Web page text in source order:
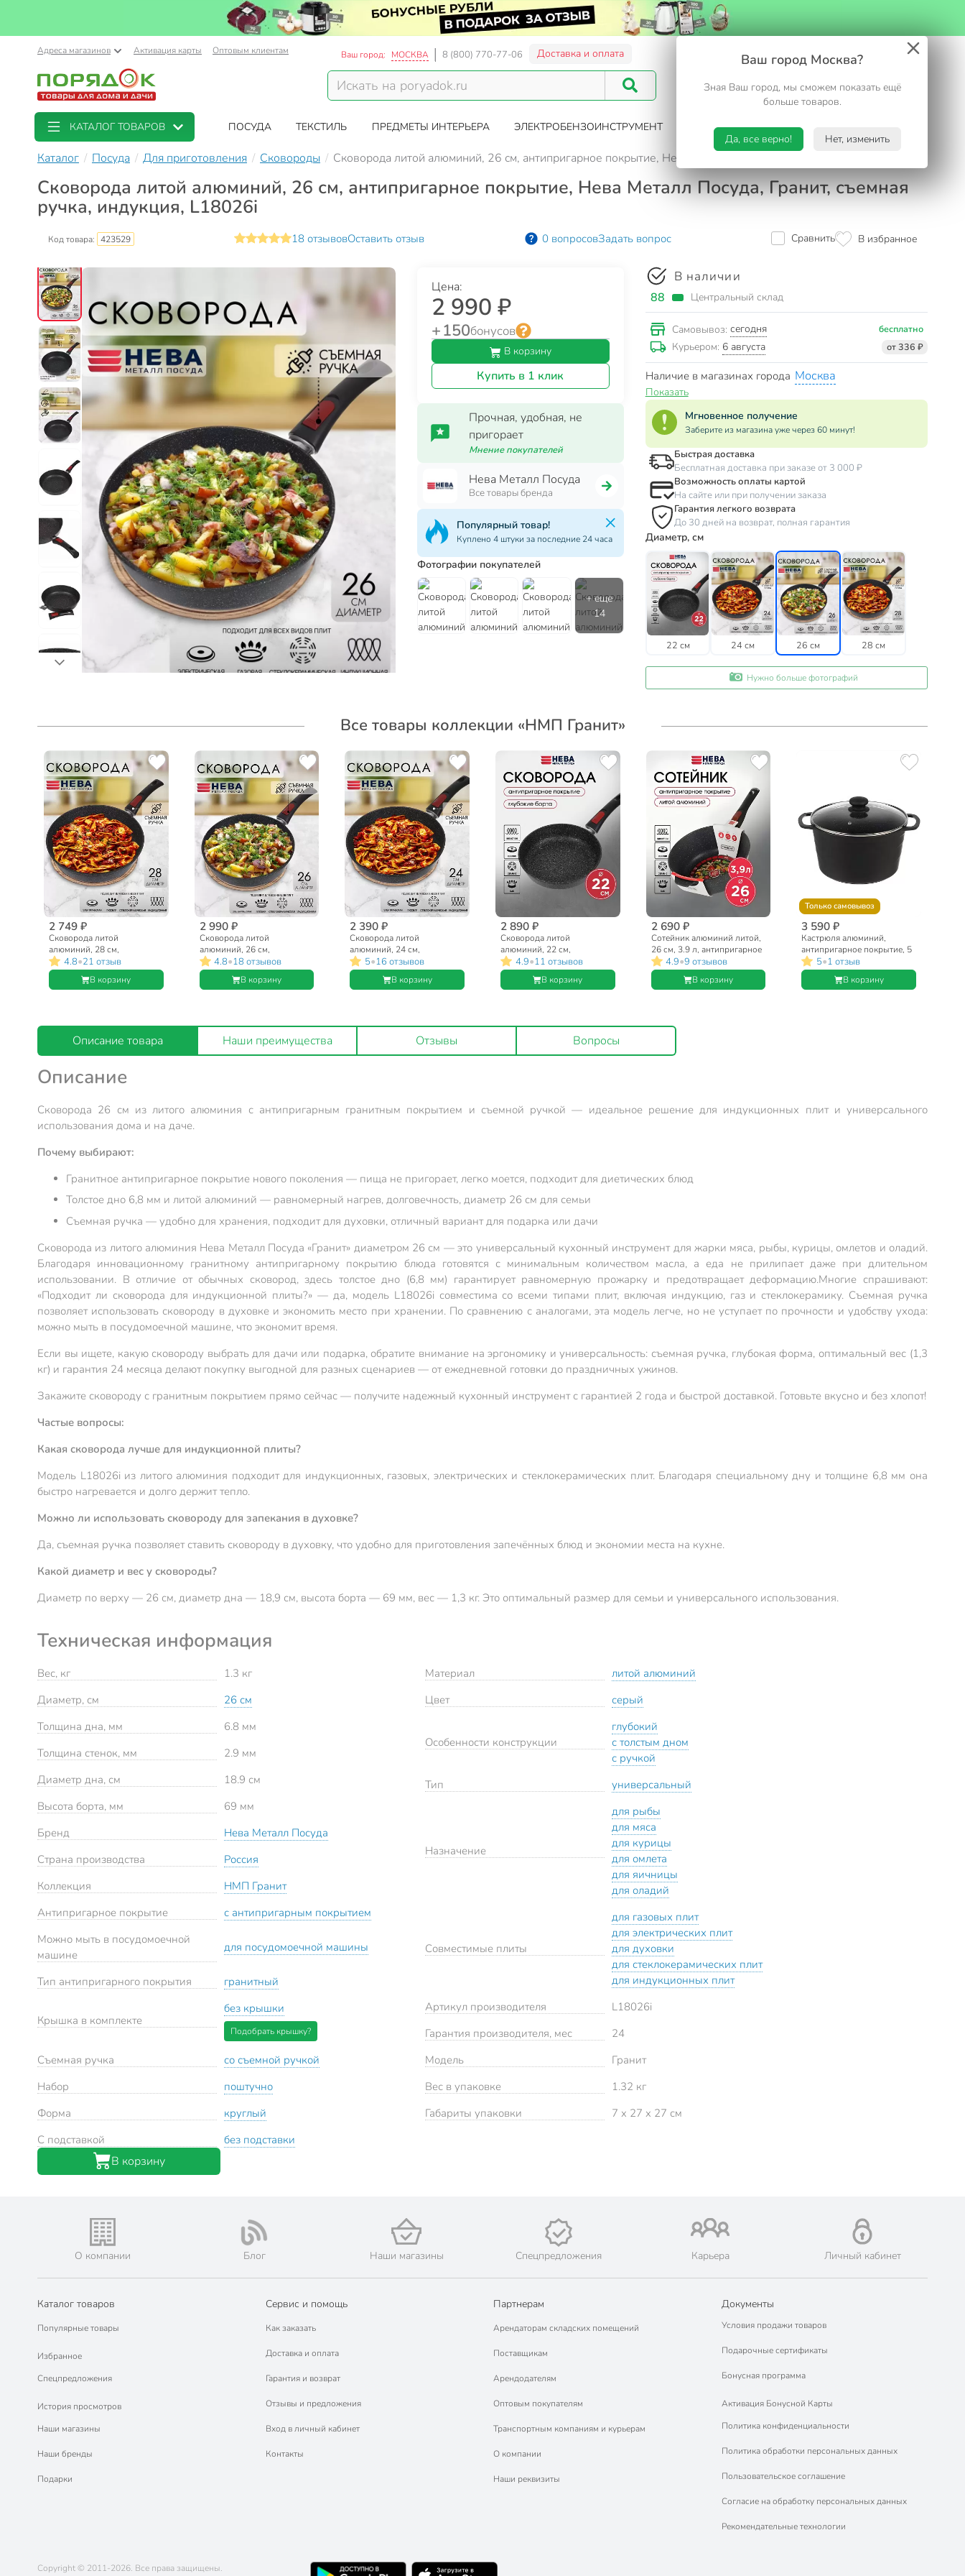
Ваш город Москва?
Зная Ваш город, мы сможем показать ещё
больше товаров.
Да, все верно! Нет, изменить
Адреса магазинов Активация карты Оптовым клиентам Ваш город: МОСКВА 8 (800) 770-77-06 Доставка и оплата
Корзина
КАТАЛОГ ТОВАРОВ ПОСУДА ТЕКСТИЛЬ ПРЕДМЕТЫ ИНТЕРЬЕРА ЭЛЕКТРОБЕНЗОИНСТРУМЕНТ САД И ОГОРОД ТУРИЗМ. ОТДЫХ НА ДАЧЕ
Каталог Посуда Для приготовления Сковороды Сковорода литой алюминий, 26 см, антипригарное покрытие, Нева Металл Посуда, Гранит, съемная ручка, индукция,
Сковорода литой алюминий, 26 см, антипригарное покрытие, Нева Металл Посуда, Гранит, съемная
ручка, индукция, L18026i
Код товара: 423529 18 отзывовОставить отзыв 0 вопросовЗадать вопрос Сравнить В избранное
Цена:
2 990 ₽
+ 150бонусов
В корзину
Купить в 1 клик
Прочная, удобная, не
пригорает
Мнение покупателей
Нева Металл Посуда
Все товары бренда
Популярный товар!
Куплено 4 штуки за последние 24 часа
Фотографии покупателей
В наличии
88 Центральный склад
Самовывоз: сегодня бесплатно
Курьером: 6 августа от 336 ₽
Наличие в магазинах города Москва
Показать
Мгновенное получение
Заберите из магазина уже через 60 минут!
Быстрая доставка
Бесплатная доставка при заказе от 3 000 ₽
Возможность оплаты картой
На сайте или при получении заказа
Гарантия легкого возврата
До 30 дней на возврат, полная гарантия
Диаметр, см
22 см 24 см 26 см 28 см
Нужно больше фотографий
Все товары коллекции «НМП Гранит»
2 749 ₽
Сковорода литой
алюминий, 28 см,
антипригарное покрытие,
Нева Металл Посуда,
Гранит, съемная ручка,
4.8•21 отзыв
В корзину
2 990 ₽
Сковорода литой
алюминий, 26 см,
антипригарное покрытие,
Нева Металл Посуда,
Гранит, съемная ручка,
4.8•18 отзывов
В корзину
2 390 ₽
Сковорода литой
алюминий, 24 см,
антипригарное покрытие,
Нева Металл Посуда,
Гранит, съемная ручка,
5•16 отзывов
В корзину
2 890 ₽
Сковорода литой
алюминий, 22 см,
антипригарное покрытие,
Нева Металл Посуда,
Гранит, съемная ручка,
4.9•11 отзывов
В корзину
2 690 ₽
Сотейник алюминий литой,
26 см, 3.9 л, антипригарное
покрытие, Нева Металл
Посуда, Гранит, L181326i,,
съемная ручка, индукция
4.9•9 отзывов
В корзину
Только самовывоз
3 590 ₽
Кастрюля алюминий,
антипригарное покрытие, 5
л, крышка стекло, Нева
Металл Посуда, Гранит,
L186650i, индукция
5•1 отзыв
В корзину
Описание товара Наши преимущества Отзывы Вопросы
Описание
Сковорода 26 см из литого алюминия с антипригарным гранитным покрытием и съемной ручкой — идеальное решение для индукционных плит и универсального
использования дома и на даче.
Почему выбирают:
Гранитное антипригарное покрытие нового поколения — пища не пригорает, легко моется, подходит для диетических блюд
Толстое дно 6,8 мм и литой алюминий — равномерный нагрев, долговечность, диаметр 26 см для семьи
Съемная ручка — удобно для хранения, подходит для духовки, отличный вариант для подарка или дачи
Сковорода из литого алюминия Нева Металл Посуда «Гранит» диаметром 26 см — это универсальный кухонный инструмент для жарки мяса, рыбы, курицы, омлетов и оладий.
Благодаря инновационному гранитному антипригарному покрытию блюда готовятся с минимальным количеством масла, а еда не прилипает даже при длительном
использовании. В отличие от обычных сковород, здесь толстое дно (6,8 мм) гарантирует равномерную прожарку и предотвращает деформацию.Многие спрашивают:
«Подходит ли сковорода для индукционной плиты?» — да, модель L18026i совместима со всеми типами плит, включая индукцию, газ и стеклокерамику. Съемная ручка
позволяет использовать сковороду в духовке и экономить место при хранении. По сравнению с аналогами, эта модель легче, но не уступает по прочности и удобству ухода:
можно мыть в посудомоечной машине, что экономит время.
Если вы ищете, какую сковороду выбрать для дачи или подарка, обратите внимание на эргономику и универсальность: съемная ручка, глубокая форма, оптимальный вес (1,3
кг) и гарантия 24 месяца делают покупку выгодной для разных сценариев — от ежедневной готовки до праздничных ужинов.
Закажите сковороду с гранитным покрытием прямо сейчас — получите надежный кухонный инструмент с гарантией 2 года и быстрой доставкой. Готовьте вкусно и без хлопот!
Частые вопросы:
Какая сковорода лучше для индукционной плиты?
Модель L18026i из литого алюминия подходит для индукционных, газовых, электрических и стеклокерамических плит. Благодаря специальному дну и толщине 6,8 мм она
быстро нагревается и долго держит тепло.
Можно ли использовать сковороду для запекания в духовке?
Да, съемная ручка позволяет ставить сковороду в духовку, что удобно для приготовления запечённых блюд и экономии места на кухне.
Какой диаметр и вес у сковороды?
Диаметр по верху — 26 см, диаметр дна — 18,9 см, высота борта — 69 мм, вес — 1,3 кг. Это оптимальный размер для семьи и универсального использования.
Техническая информация
Вес, кг
1.3 кг
Диаметр, см
26 см
Толщина дна, мм
6.8 мм
Толщина стенок, мм
2.9 мм
Диаметр дна, см
18.9 см
Высота борта, мм
69 мм
Бренд
Нева Металл Посуда
Страна производства
Россия
Коллекция
НМП Гранит
Антипригарное покрытие
с антипригарным покрытием
Можно мыть в посудомоечной
машине
для посудомоечной машины
Тип антипригарного покрытия гранитный
Крышка в комплекте
без крышки
Подобрать крышку?
Съемная ручка
со съемной ручкой
Набор
поштучно
Форма
круглый
С подставкой
без подставки
Материал
литой алюминий
Цвет
серый
Особенности конструкции
глубокий
с толстым дном
с ручкой
Тип
универсальный
Назначение
для рыбы
для мяса
для курицы
для омлета
для яичницы
для оладий
Совместимые плиты
для газовых плит
для электрических плит
для духовки
для стеклокерамических плит
для индукционных плит
Артикул производителя
L18026i
Гарантия производителя, мес
24
Модель
Гранит
Вес в упаковке
1.32 кг
Габариты упаковки
7 x 27 x 27 см
В корзину
О компании Блог Наши магазины Спецпредложения Карьера Личный кабинет
Каталог товаров
Популярные товары
Избранное
Спецпредложения
История просмотров
Наши магазины
Наши бренды
Подарки
Сервис и помощь
Как заказать
Доставка и оплата
Гарантия и возврат
Отзывы и предложения
Вход в личный кабинет
Контакты
Партнерам
Арендаторам складских помещений
Поставщикам
Арендодателям
Оптовым покупателям
Транспортным компаниям и курьерам
О компании
Наши реквизиты
Документы
Условия продажи товаров
Подарочные сертификаты
Бонусная программа
Активация Бонусной Карты
Политика конфиденциальности
Политика обработки персональных данных
Пользовательское соглашение
Согласие на обработку персональных данных
Рекомендательные технологии
Copyright © 2011-2026. Все права защищены.